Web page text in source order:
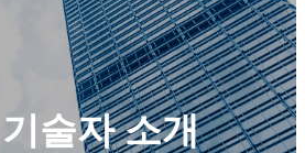
술자 소개